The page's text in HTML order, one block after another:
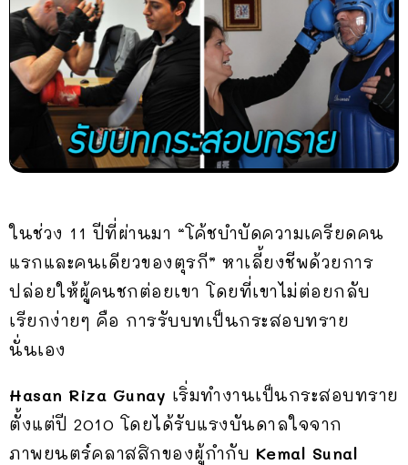
ในช่วง 11 ปีที่ผ่านมา “โค้ชบำบัดความเครียดคน
แรกและคนเดียวของตุรกี” หาเลี้ยงชีพด้วยการ
ปล่อยให้ผู้คนชกต่อยเขา โดยที่เขาไม่ต่อยกลับ
เรียกง่ายๆ คือ การรับบทเป็นกระสอบทราย
นั่นเอง
Hasan Riza Gunay เริ่มทำงานเป็นกระสอบทราย
ตั้งแต่ปี 2010 โดยได้รับแรงบันดาลใจจาก
ภาพยนตร์คลาสสิกของผู้กำกับ Kemal Sunal